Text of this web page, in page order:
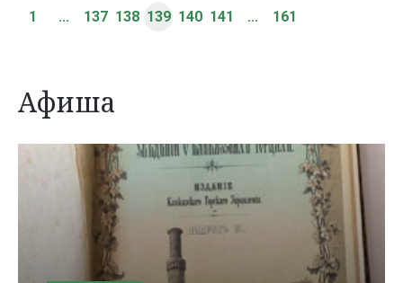
1 ... 137 138 139 140 141 ... 161
Афиша